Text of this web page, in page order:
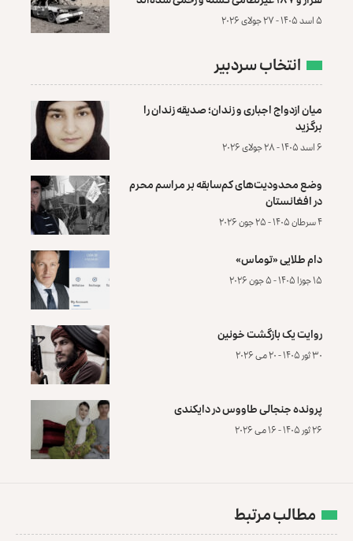
۵ اسد ۱۴۰۵ - ۲۷ جولای ۲۰۲۶
انتخاب سردبیر
میان ازدواج اجباری و زندان؛ صدیقه زندان را
برگزید
۶ اسد ۱۴۰۵ - ۲۸ جولای ۲۰۲۶
وضع محدودیت‌های کم‌سابقه بر مراسم محرم
در افغانستان
۴ سرطان ۱۴۰۵ - ۲۵ جون ۲۰۲۶
دام طلایی «توماس»
۱۵ جوزا ۱۴۰۵ - ۵ جون ۲۰۲۶
روایت یک بازگشت خونین
۳۰ ثور ۱۴۰۵ - ۲۰ می ۲۰۲۶
پرونده‌ جنجالی طاووس در دایکندی
۲۶ ثور ۱۴۰۵ - ۱۶ می ۲۰۲۶
مطالب مرتبط